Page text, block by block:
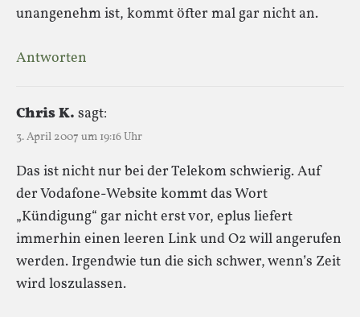
unangenehm ist, kommt öfter mal gar nicht an.
Antworten
Chris K. sagt:
3. April 2007 um 19:16 Uhr
Das ist nicht nur bei der Telekom schwierig. Auf
der Vodafone-Website kommt das Wort
„Kündigung“ gar nicht erst vor, eplus liefert
immerhin einen leeren Link und O2 will angerufen
werden. Irgendwie tun die sich schwer, wenn’s Zeit
wird loszulassen.